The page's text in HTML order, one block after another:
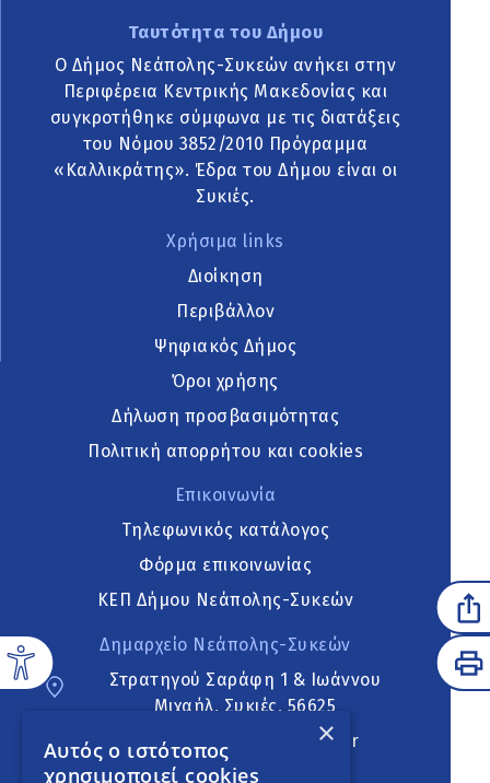
Ταυτότητα του Δήμου
Ο Δήμος Νεάπολης-Συκεών ανήκει στην
Περιφέρεια Κεντρικής Μακεδονίας και
συγκροτήθηκε σύμφωνα με τις διατάξεις
του Νόμου 3852/2010 Πρόγραμμα
«Καλλικράτης». Έδρα του Δήμου είναι οι
Συκιές.
Χρήσιμα links
Διοίκηση
Περιβάλλον
Ψηφιακός Δήμος
Όροι χρήσης
Δήλωση προσβασιμότητας
Πολιτική απορρήτου και cookies
Επικοινωνία
Τηλεφωνικός κατάλογος
Φόρμα επικοινωνίας
ΚΕΠ Δήμου Νεάπολης-Συκεών
Δημαρχείο Νεάπολης-Συκεών
Στρατηγού Σαράφη 1 & Ιωάννου
Μιχαήλ, Συκιές, 56625
neapoli.sykies@ddt.gov.gr
×
Αυτός ο ιστότοπος
χρησιμοποιεί cookies